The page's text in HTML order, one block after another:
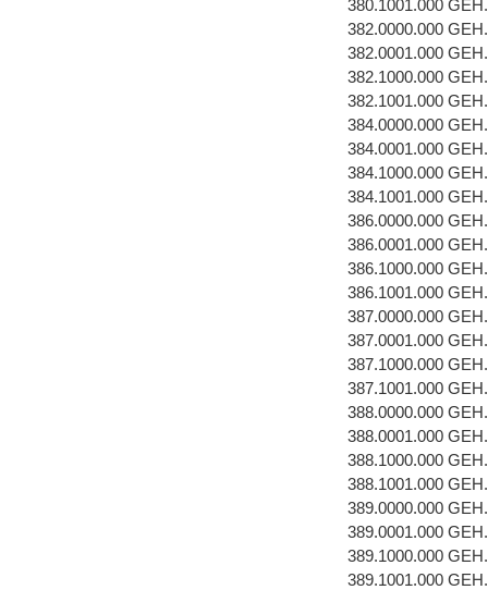
380.1001.000
382.0000.000
382.0001.000
382.1000.000
382.1001.000
384.0000.000
384.0001.000
384.1000.000
384.1001.000
386.0000.000
386.0001.000
386.1000.000
386.1001.000
387.0000.000
387.0001.000
387.1000.000
387.1001.000
388.0000.000
388.0001.000
388.1000.000
388.1001.000
389.0000.000
389.0001.000
389.1000.000
389.1001.000